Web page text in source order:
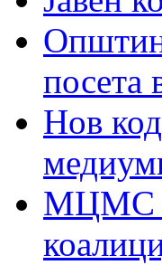
посета
Нов
МЦМС